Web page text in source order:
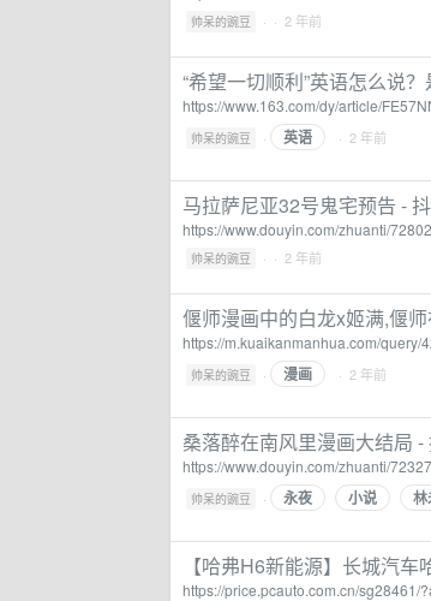
帅呆的豌豆 · · 2 年前
“希望一切顺利”英语怎么说
https://www.163.com/dy/article/
帅呆的豌豆 · 英语 · 2 年前
马拉萨尼亚32号鬼宅预告 -
https://www.douyin.com/zhuanti/
帅呆的豌豆 · · 2 年前
偃师漫画中的白龙x姬满,偃
https://m.kuaikanmanhua.com/query/
帅呆的豌豆 · 漫画 · 2 年前
桑落醉在南风里漫画大结局 -
https://www.douyin.com/zhuanti/
帅呆的豌豆 · 永夜 小说 林
【哈弗H6新能源】长城汽
https://price.pcauto.com.cn/sg28461/